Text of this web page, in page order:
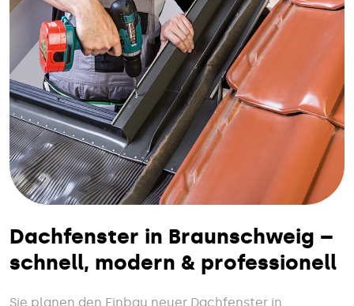
Dachfenster in Braunschweig –
schnell, modern & professionell
Sie planen den Einbau neuer Dachfenster in